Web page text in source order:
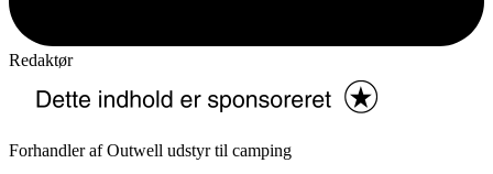
Redaktør
Forhandler af Outwell udstyr til camping